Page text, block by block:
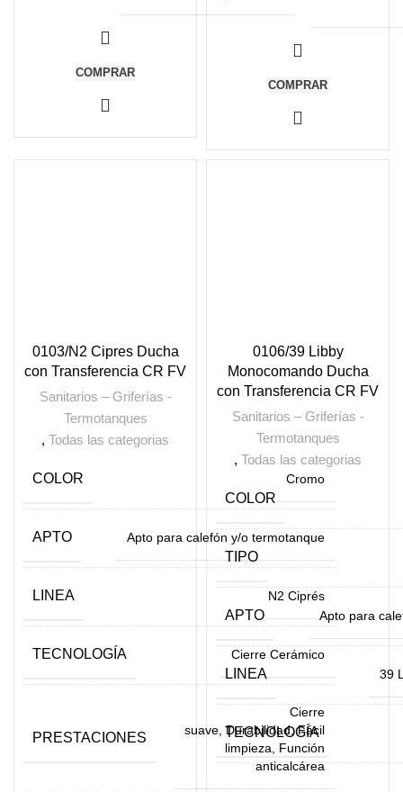
COMPRAR
COMPRAR
0103/N2 Cipres Ducha
con Transferencia CR FV
Sanitarios – Griferías -
Termotanques
, Todas las categorias
COLOR Cromo
APTO Apto para calefón y/o termotanque
LINEA N2 Ciprés
TECNOLOGÍA Cierre Cerámico
PRESTACIONES
Cierre
suave, Durabilidad, Fácil
limpieza, Función
anticalcárea
0106/39 Libby
Monocomando Ducha
con Transferencia CR FV
Sanitarios – Griferías -
Termotanques
, Todas las categorias
COLOR
TIPO
APTO Apto para
LINEA 39
TECNOLOGÍA